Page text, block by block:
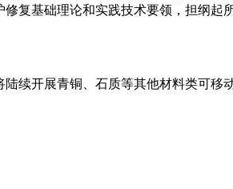
修复基础理论和实践技术要领，担纲
开展青铜、石质等其他材料类可移动